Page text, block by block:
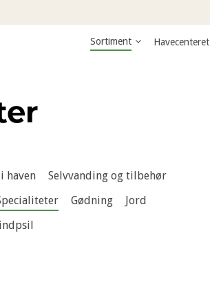
Sortiment Havecenteret
haven
Selvvanding og tilbehør
Gødning
Jord